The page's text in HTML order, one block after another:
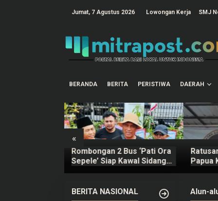
Jumat, 7 Agustus 2026 Lowongan Kerja SMJ
BERANDA BERITA PERISTIWA DAERAH
«
Rombongan 2 Bus ‘Pati Ora
Sepele’ Siap Kawal Sidang
Papua
BERITA NASIONAL
Alun-